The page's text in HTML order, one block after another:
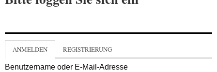
ANMELDEN REGISTRIERUNG
Benutzername oder E-Mail-Adresse